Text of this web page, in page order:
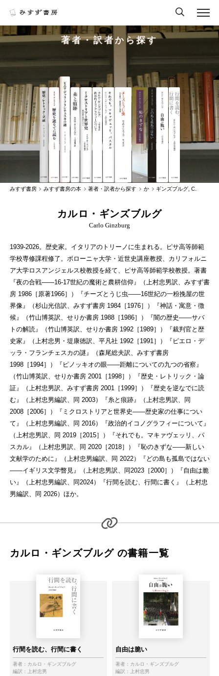
著者・訳者から探す
みすず書房 みすず書房の本 著者・訳者から探す か ギンズブルグ, C.
カルロ・ギンズブルグ
Carlo Ginzburg
1939-2026。歴史家。イタリアのトリーノに生まれる。ピサ高等師範
学校専修課程修了。ボローニャ大学・近世史講座教授、カリフォルニ
ア大学ロスアンジェルス校教授を経て、ピサ高等師範学校教授。著書
『夜の合戦――16-17世紀の魔術と農耕信仰』（上村忠男訳、みすず書
房 1986［原著1966］）『チーズとうじ虫――16世紀の一粉挽屋の世
界像』（杉山光信訳、みすず書房 1984［1976］）『神話・寓意・徴
候』（竹山博英訳、せりか書房 1988［1986］）『闇の歴史――サバ
トの解読』（竹山博英訳、せりか書房 1992［1989］）『裁判官と歴
史家』（上村忠男・堤康徳訳、平凡社 1992［1991］）『ピエロ・デ
ッラ・フランチェスカの謎』（森尾総夫訳、みすず書房
1998［1994］）『ピノッキオの眼――距離についての九つの省察』
（竹山博英訳、せりか書房 2001［1998］）『歴史・レトリック・論
証』（上村忠男訳、みすず書房 2001［1999］）『歴史を逆なでに読
む』（上村忠男編訳、同 2003）『糸と痕跡』（上村忠男訳、同
2008［2006］）『ミクロストリアと世界史――歴史家の仕事につい
て』（上村忠男編訳、同 2016）『政治的イコノグラフィーについて』
（上村忠男訳、同 2019［2015］）『それでも。マキァヴェッリ、パ
スカル』（上村忠男訳、同 2020［2018］）『恥のきずな――新しい
文献学のために』（上村忠男編訳、同 2022）『どの島も孤島ではない
――イギリス文学瞥見』（上村忠男訳、同2023［2000］）『自由は脆
い』（上村忠男編訳、同2024）『行間を読む、行間に書く』（上村忠
男編訳、同 2026）ほか。
カルロ・ギンズブルグ の書籍一覧
行間を読む、行間に書く
著者： カルロ・ギンズブルグ
編訳：
上村忠男
自由は脆い
著者： カルロ・ギンズブルグ
編訳：
上村忠男